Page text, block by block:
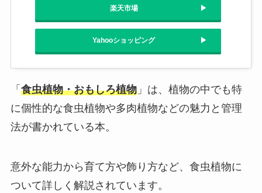
楽天市場
Yahooショッピング
「 食虫植物・おもしろ植物」は、植物の中でも特
に個性的な食虫植物や多肉植物などの魅力と管理
法が書かれている本。
意外な能力から育て方や飾り方など、食虫植物に
ついて詳しく解説されています。